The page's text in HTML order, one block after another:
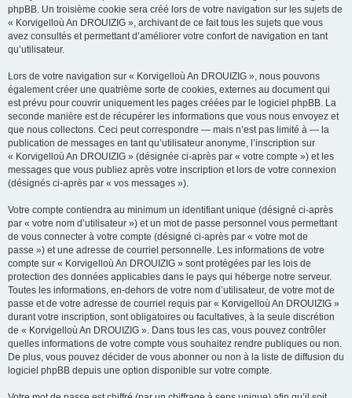
phpBB. Un troisième cookie sera créé lors de votre navigation sur les sujets de
« Korvigelloù An DROUIZIG », archivant de ce fait tous les sujets que vous
avez consultés et permettant d’améliorer votre confort de navigation en tant
qu’utilisateur.
Lors de votre navigation sur « Korvigelloù An DROUIZIG », nous pouvons
également créer une quatrième sorte de cookies, externes au document qui
est prévu pour couvrir uniquement les pages créées par le logiciel phpBB. La
seconde manière est de récupérer les informations que vous nous envoyez et
que nous collectons. Ceci peut correspondre — mais n’est pas limité à — la
publication de messages en tant qu’utilisateur anonyme, l’inscription sur
« Korvigelloù An DROUIZIG » (désignée ci-après par « votre compte ») et les
messages que vous publiez après votre inscription et lors de votre connexion
(désignés ci-après par « vos messages »).
Votre compte contiendra au minimum un identifiant unique (désigné ci-après
par « votre nom d’utilisateur ») et un mot de passe personnel vous permettant
de vous connecter à votre compte (désigné ci-après par « votre mot de
passe ») et une adresse de courriel personnelle. Les informations de votre
compte sur « Korvigelloù An DROUIZIG » sont protégées par les lois de
protection des données applicables dans le pays qui héberge notre serveur.
Toutes les informations, en-dehors de votre nom d’utilisateur, de votre mot de
passe et de votre adresse de courriel requis par « Korvigelloù An DROUIZIG »
durant votre inscription, sont obligatoires ou facultatives, à la seule discrétion
de « Korvigelloù An DROUIZIG ». Dans tous les cas, vous pouvez contrôler
quelles informations de votre compte vous souhaitez rendre publiques ou non.
De plus, vous pouvez décider de vous abonner ou non à la liste de diffusion du
logiciel phpBB depuis une option disponible sur votre compte.